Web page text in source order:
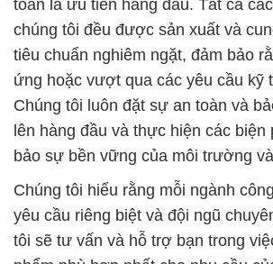
toàn là ưu tiên hàng đầu. Tất cả
chúng tôi đều được sản xuất và
tiêu chuẩn nghiêm ngặt, đảm bảo
ứng hoặc vượt qua các yêu cầu kỹ
Chúng tôi luôn đặt sự an toàn và
lên hàng đầu và thực hiện các biện
bảo sự bền vững của môi trường
Chúng tôi hiểu rằng mỗi ngành
yêu cầu riêng biệt và đội ngũ
tôi sẽ tư vấn và hỗ trợ bạn trong